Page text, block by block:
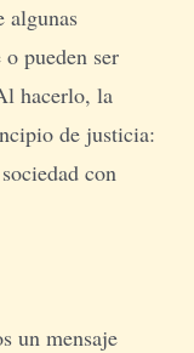
algunas
pueden ser
hacerlo, la
de justicia:
con
un mensaje